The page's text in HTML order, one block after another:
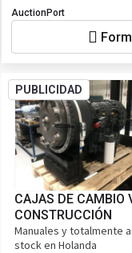
AuctionPort
PUBLICIDAD
CAJAS DE CAMBIO
CONSTRUCCIÓN
Manuales y totalmente
stock en Holanda